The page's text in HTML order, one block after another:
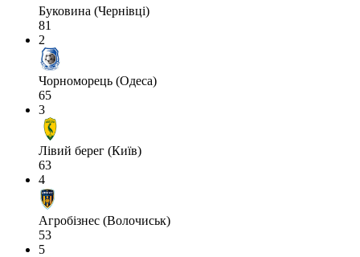
Буковина (Чернівці)
81
2
Чорноморець (Одеса)
65
3
Лівий берег (Київ)
63
4
Агробізнес (Волочиськ)
53
5